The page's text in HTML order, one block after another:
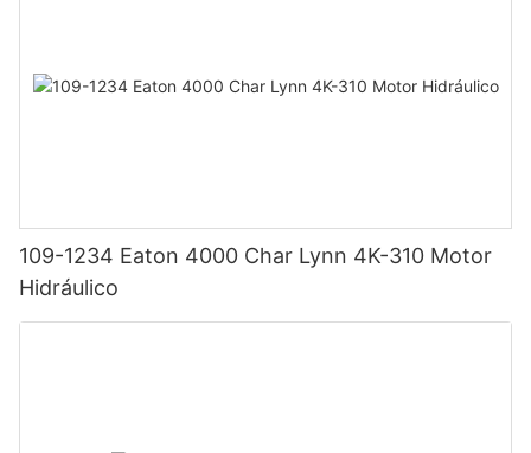
109-1234 Eaton 4000 Char Lynn 4K-310 Motor
Hidráulico